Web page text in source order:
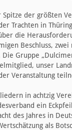
der größten
Trachten in
die
Beschluss,
Gruppe
unser
Veranstaltung
in achtzig
ein
des Jahres in
als